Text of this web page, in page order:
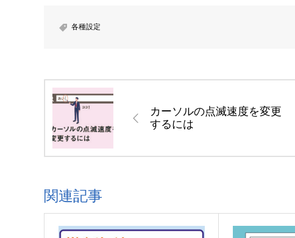
各種設定
カーソルの点滅速度を変更
するには
関連記事